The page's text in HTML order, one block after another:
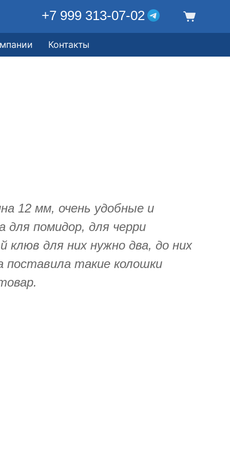
+7 999 313-07-02
Контакты
12 мм, очень удобные и
для помидор, для черри
клюв для них нужно два, до них
поставила такие колошки